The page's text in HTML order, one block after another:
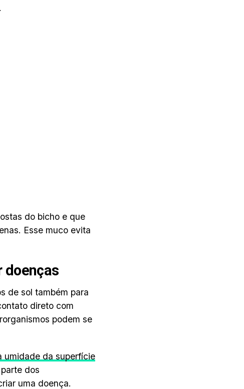
do bicho e que
Esse muco evita
doenças
de sol também para
direto com
podem se
umidade da superfície
dos
uma doença.